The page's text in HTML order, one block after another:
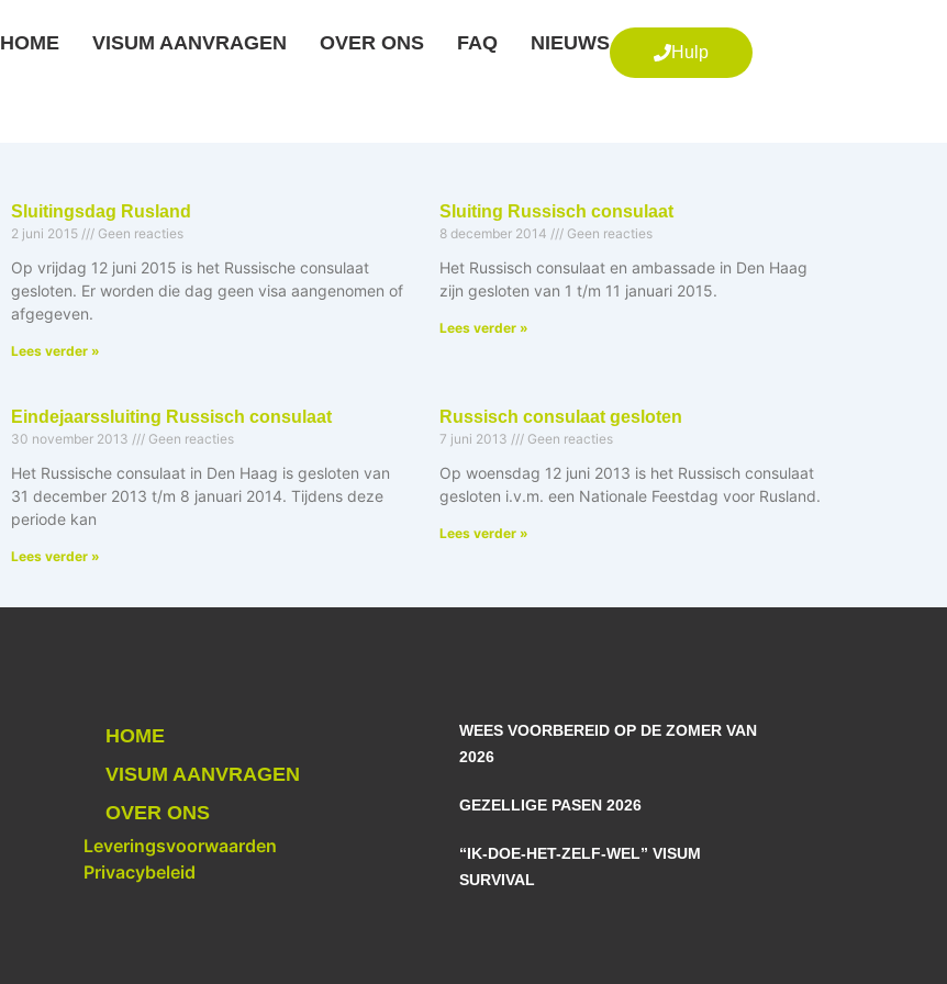
HOME VISUM AANVRAGEN OVER ONS FAQ NIEUWS Hulp
Sluitingsdag Rusland
2 juni 2015 Geen reacties
Op vrijdag 12 juni 2015 is het Russische consulaat
gesloten. Er worden die dag geen visa aangenomen of
afgegeven.
Lees verder »
Sluiting Russisch consulaat
8 december 2014 Geen reacties
Het Russisch consulaat en ambassade in Den Haag
zijn gesloten van 1 t/m 11 januari 2015.
Lees verder »
Eindejaarssluiting Russisch consulaat
30 november 2013 Geen reacties
Het Russische consulaat in Den Haag is gesloten van
31 december 2013 t/m 8 januari 2014. Tijdens deze
periode kan
Lees verder »
Russisch consulaat gesloten
7 juni 2013 Geen reacties
Op woensdag 12 juni 2013 is het Russisch consulaat
gesloten i.v.m. een Nationale Feestdag voor Rusland.
Lees verder »
HOME
VISUM AANVRAGEN
OVER ONS
Leveringsvoorwaarden
Privacybeleid
WEES VOORBEREID OP DE ZOMER VAN
2026
GEZELLIGE PASEN 2026
“IK-DOE-HET-ZELF-WEL” VISUM
SURVIVAL